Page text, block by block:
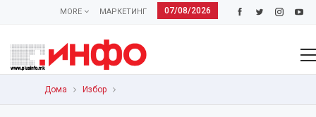
07/08/2026
МАРКЕТИНГ
MORE
Дома Избор